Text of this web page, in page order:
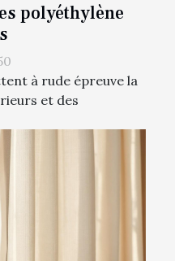
polyéthylène
à rude épreuve la
et des